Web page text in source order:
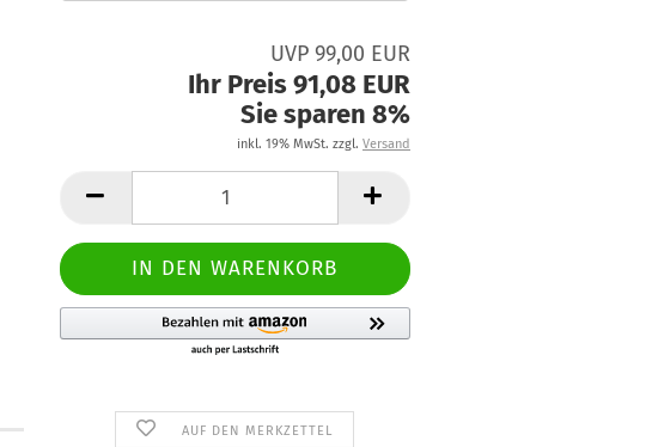
UVP 99,00 EUR
Ihr Preis 91,08 EUR
Sie sparen 8%
inkl. 19% MwSt. zzgl. Versand
AUF DEN MERKZETTEL